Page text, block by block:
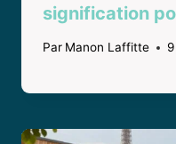
signification
Par Manon Laffitte